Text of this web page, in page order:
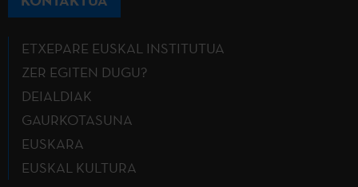
ETXEPARE EUSKAL INSTITUTUA
ZER EGITEN DUGU?
DEIALDIAK
GAURKOTASUNA
EUSKARA
EUSKAL KULTURA